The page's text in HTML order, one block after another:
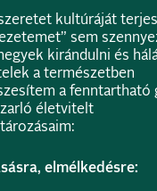
kultúráját
sem
kirándulni és
a természetben
a
életvitelt
elmélkedésre: